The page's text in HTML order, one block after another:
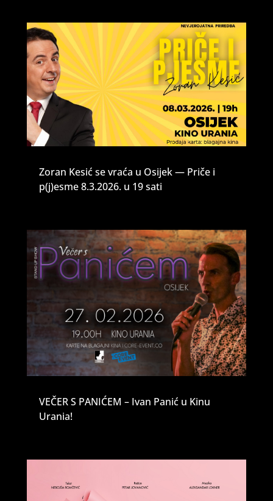
Zoran Kesić se vraća u Osijek — Priče i
p(j)esme 8.3.2026. u 19 sati
VEČER S PANIĆEM – Ivan Panić u Kinu
Urania!